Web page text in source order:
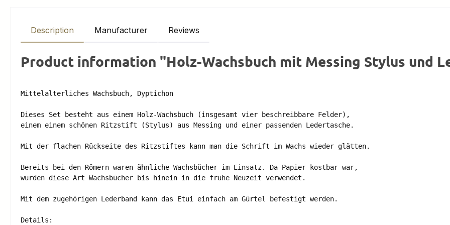
Description Manufacturer Reviews
Product information "Holz-Wachsbuch mit Messing Stylus und
Mittelalterliches Wachsbuch, Dyptichon
Dieses Set besteht aus einem Holz-Wachsbuch (insgesamt vier beschreibbare Felder),
einem einem schönen Ritzstift (Stylus) aus Messing und einer passenden Ledertasche.
Mit der flachen Rückseite des Ritzstiftes kann man die Schrift im Wachs wieder glätten.
Bereits bei den Römern waren ähnliche Wachsbücher im Einsatz. Da Papier kostbar war,
wurden diese Art Wachsbücher bis hinein in die frühe Neuzeit verwendet.
Mit dem zugehörigen Lederband kann das Etui einfach am Gürtel befestigt werden.
Details: